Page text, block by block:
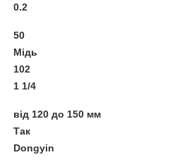
0.2
50
Мідь
102
1 1/4
від 120 до 150 мм
Так
Dongyin